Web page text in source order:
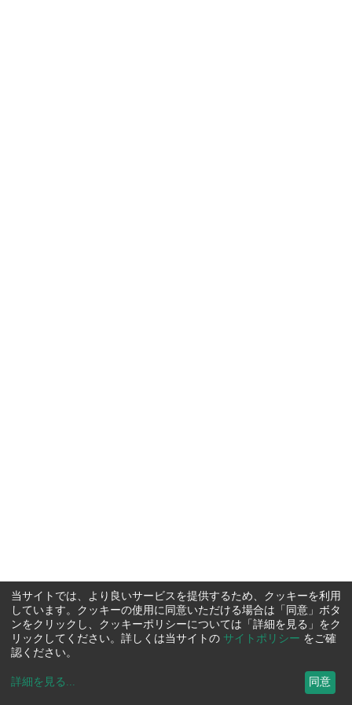
当サイトでは、より良いサービスを提供するため、クッキーを利用
しています。クッキーの使用に同意いただける場合は「同意」ボタ
ンをクリックし、クッキーポリシーについては「詳細を見る」をク
リックしてください。詳しくは当サイトの サイトポリシー をご確
認ください。
詳細を見る ... 同意